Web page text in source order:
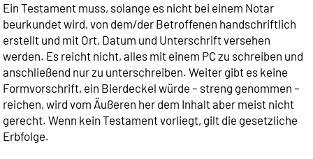
Ein Testament muss, solange es nicht bei einem Notar
beurkundet wird, von dem/der Betroffenen handschriftlich
erstellt und mit Ort, Datum und Unterschrift versehen
werden. Es reicht nicht, alles mit einem PC zu schreiben und
anschließend nur zu unterschreiben. Weiter gibt es keine
Formvorschrift, ein Bierdeckel würde – streng genommen –
reichen, wird vom Äußeren her dem Inhalt aber meist nicht
gerecht. Wenn kein Testament vorliegt, gilt die gesetzliche
Erbfolge.